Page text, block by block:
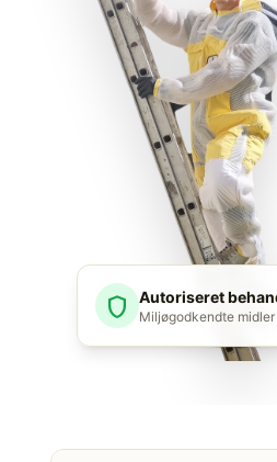
shield Autoriseret
Miljøgodkendte midler